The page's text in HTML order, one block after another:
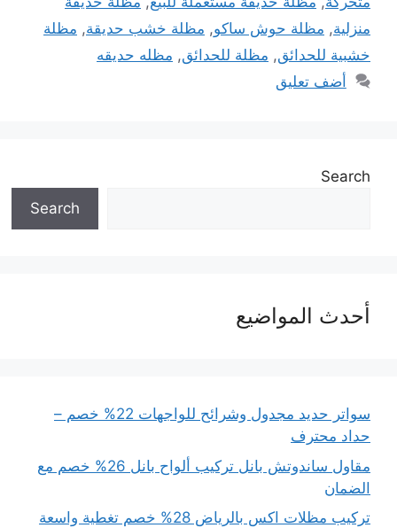
منزلية, مظلة حوش ساكو, مظلة خشب حديقة, مظلة
خشبية للحدائق, مظلة للحدائق, مظله حديقه
أضف تعليق
Search
Search
أحدث المواضيع
سواتر حديد مجدول وشرائح للواجهات 22% خصم –
حداد محترف
مقاول ساندوتش بانل تركيب ألواح بانل 26% خصم مع
الضمان
تركيب مظلات اكس بالرياض 28% خصم تغطية واسعة